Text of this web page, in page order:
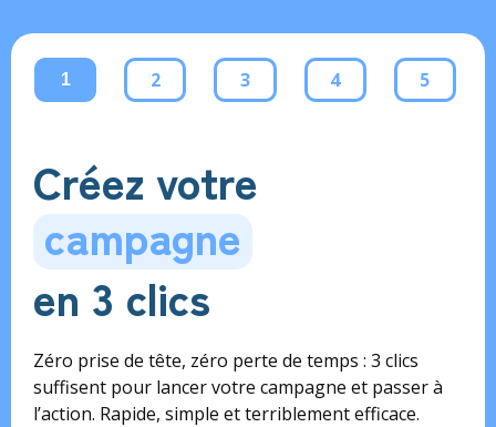
1 2 3 4 5
Créez votre
campagne
en 3 clics
Zéro prise de tête, zéro perte de temps : 3 clics
suffisent pour lancer votre campagne et passer à
l’action. Rapide, simple et terriblement efficace.